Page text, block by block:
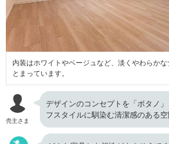
内装はホワイトやベージュなど、淡くやわらか
とまっています。
売主さま
デザインのコンセプトを「ボタノ
フスタイルに馴染む清潔感のある空